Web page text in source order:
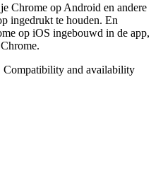
Chrome op Android en andere
ingedrukt te houden. En
op iOS ingebouwd in de app,
Compatibility and availability